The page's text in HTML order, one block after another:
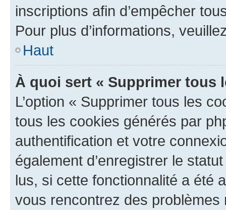
inscriptions afin d’empêcher
Pour plus d’informations,
Haut
À quoi sert « Supprimer tous
L’option « Supprimer tous les
tous les cookies générés par
authentification et votre
également d’enregistrer le
lus, si cette fonctionnalité a été
vous rencontrez des